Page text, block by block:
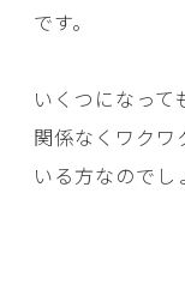
です。
いくつになっ
関係なくワクワ
いる方なのでし